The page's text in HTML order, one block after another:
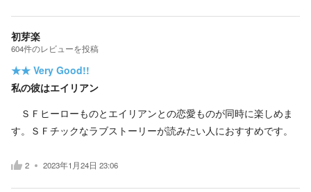
初芽楽
604件のレビューを投稿
★★ Very Good!!
私の彼はエイリアン
ＳＦヒーローものとエイリアンとの恋愛ものが同時に楽しめま
す。ＳＦチックなラブストーリーが読みたい人におすすめです。
2 2023年1月24日 23:06